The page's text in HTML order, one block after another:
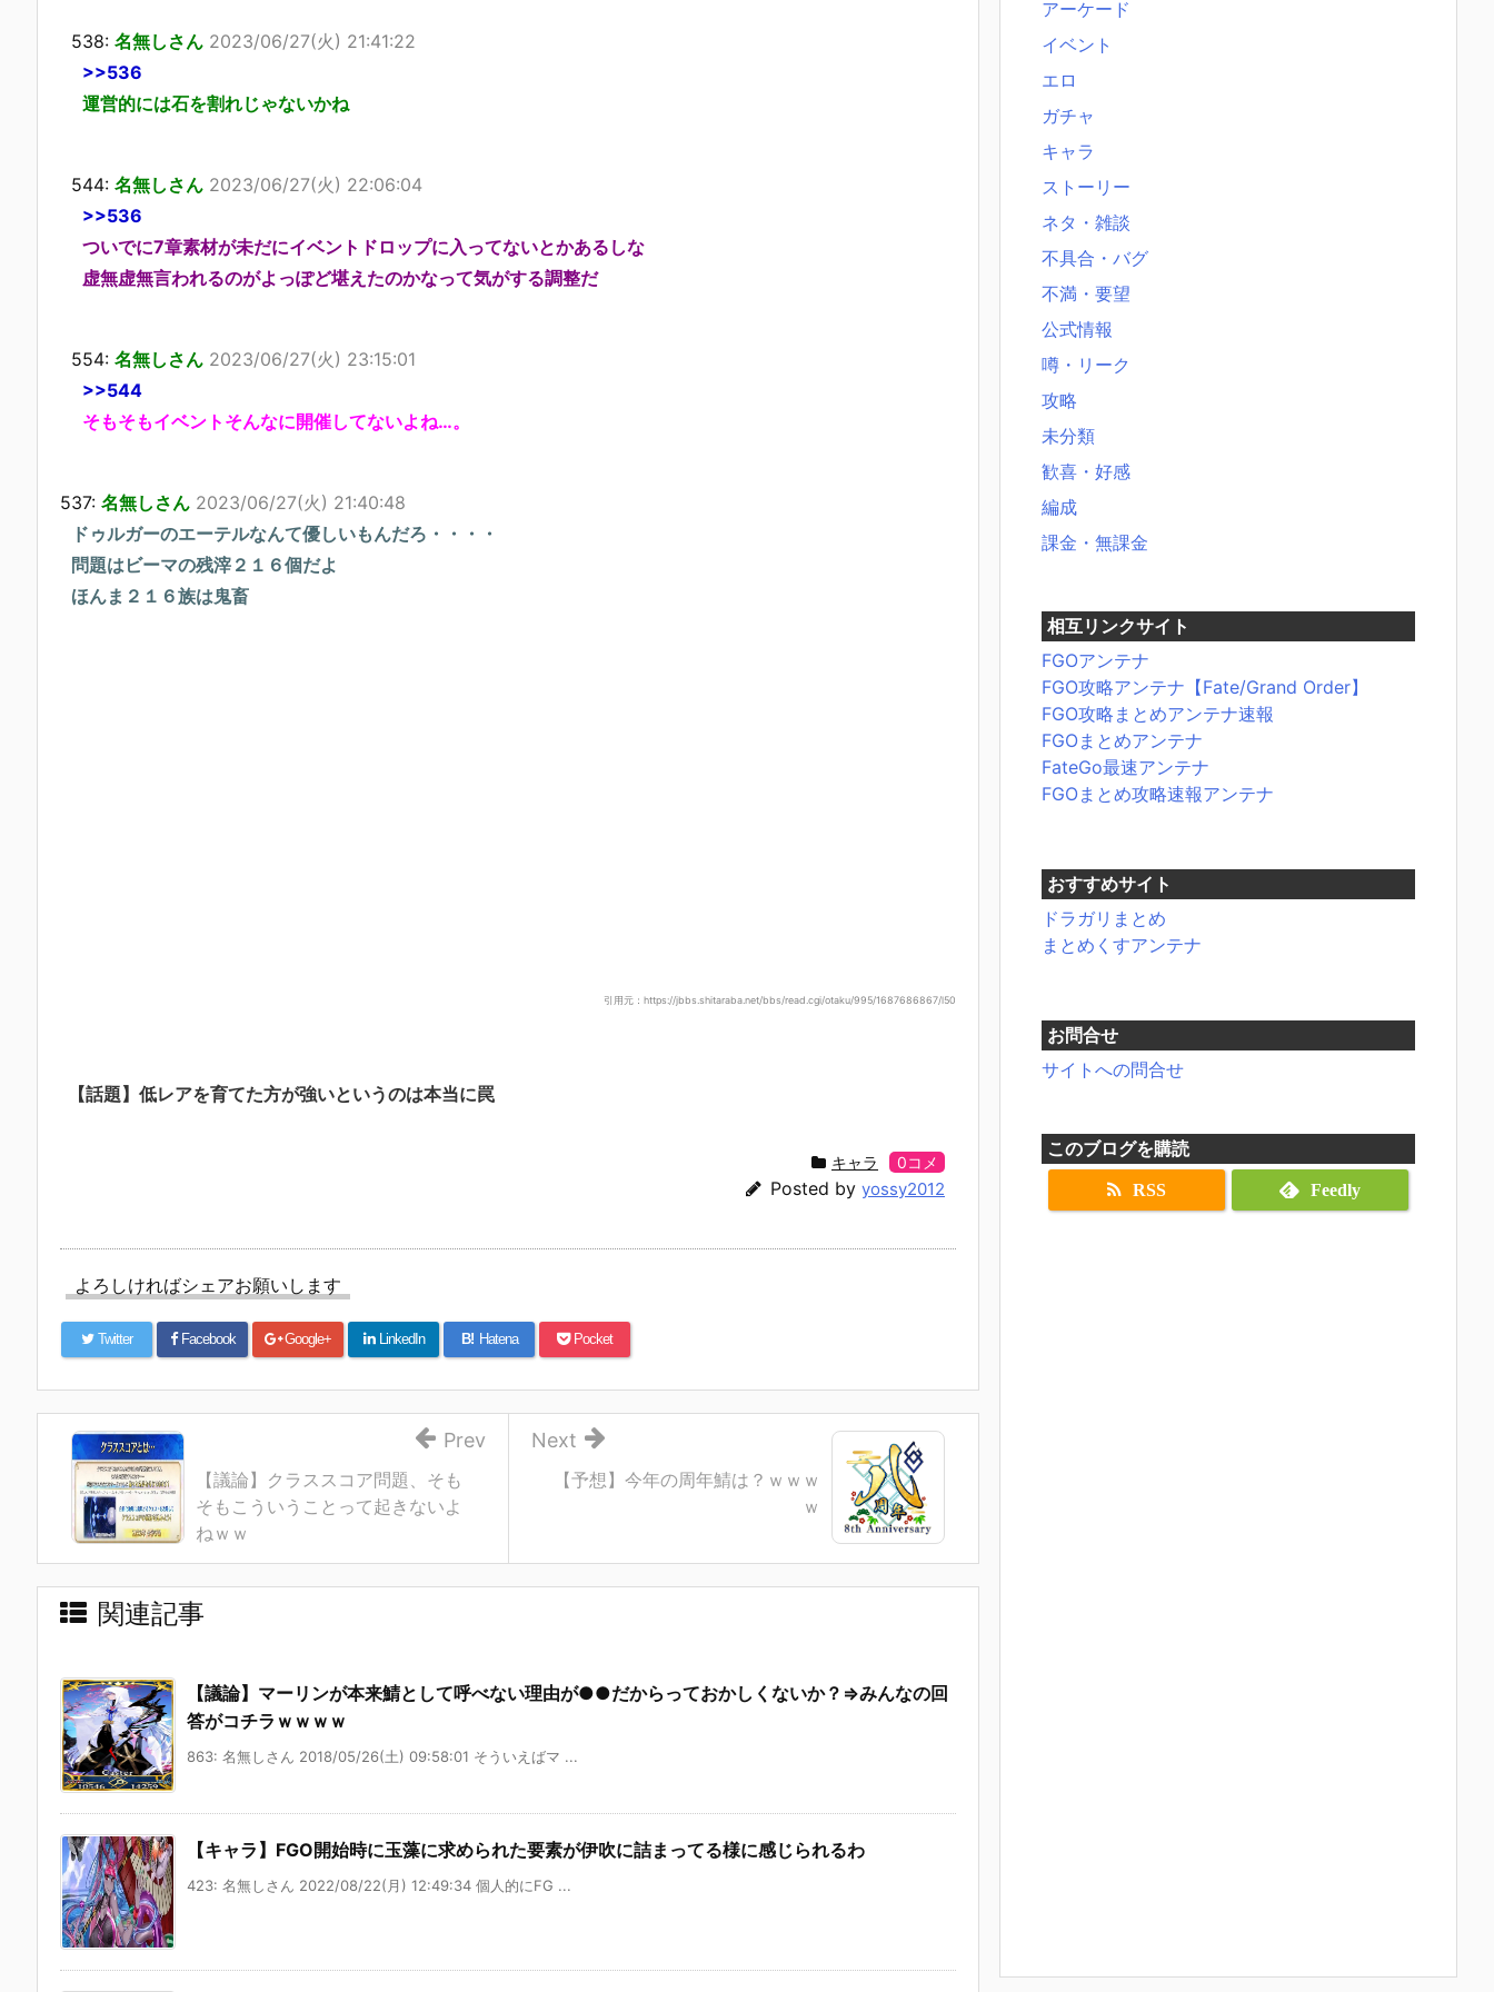
538: 名無しさん 2023/06/27(火) 21:41:22
>>536
運営的には石を割れじゃないかね
544: 名無しさん 2023/06/27(火) 22:06:04
>>536
ついでに7章素材が未だにイベントドロップに入ってないとかあるしな
虚無虚無言われるのがよっぽど堪えたのかなって気がする調整だ
554: 名無しさん 2023/06/27(火) 23:15:01
>>544
そもそもイベントそんなに開催してないよね…。
537: 名無しさん 2023/06/27(火) 21:40:48
ドゥルガーのエーテルなんて優しいもんだろ・・・・
問題はビーマの残滓２１６個だよ
ほんま２１６族は鬼畜
引用元：https://jbbs.shitaraba.net/bbs/read.cgi/otaku/995/1687686867/l50
【話題】低レアを育てた方が強いというのは本当に罠
キャラ 0コメ
Posted by yossy2012
よろしければシェアお願いします
Twitter Facebook Google+ LinkedIn B! Hatena Pocket
【予想】今年の周年鯖は？ｗｗｗ
ｗ
Next
【議論】クラススコア問題、そも
そもこういうことって起きないよ
ねｗｗ
Prev
関連記事
【議論】マーリンが本来鯖として呼べない理由が●●だからっておかしくないか？⇒みんなの回
答がコチラｗｗｗｗ
863: 名無しさん 2018/05/26(土) 09:58:01 そういえばマ ...
【キャラ】FGO開始時に玉藻に求められた要素が伊吹に詰まってる様に感じられるわ
423: 名無しさん 2022/08/22(月) 12:49:34 個人的にFG ...
アーケード
イベント
エロ
ガチャ
キャラ
ストーリー
ネタ・雑談
不具合・バグ
不満・要望
公式情報
噂・リーク
攻略
未分類
歓喜・好感
編成
課金・無課金
相互リンクサイト
FGOアンテナ
FGO攻略アンテナ【Fate/Grand Order】
FGO攻略まとめアンテナ速報
FGOまとめアンテナ
FateGo最速アンテナ
FGOまとめ攻略速報アンテナ
おすすめサイト
ドラガリまとめ
まとめくすアンテナ
お問合せ
サイトへの問合せ
このブログを購読
RSS Feedly